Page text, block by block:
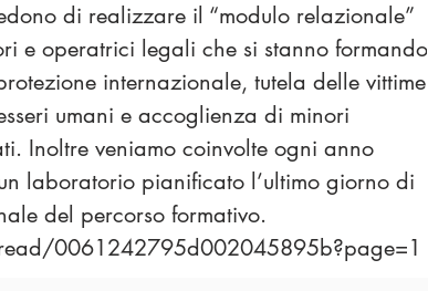
di realizzare il “modulo relazionale”
e operatrici legali che si stanno formando
internazionale, tutela delle vittime
umani e accoglienza di minori
Inoltre veniamo coinvolte ogni anno
laboratorio pianificato l’ultimo giorno di
del percorso formativo.
0061242795d002045895b?page=1